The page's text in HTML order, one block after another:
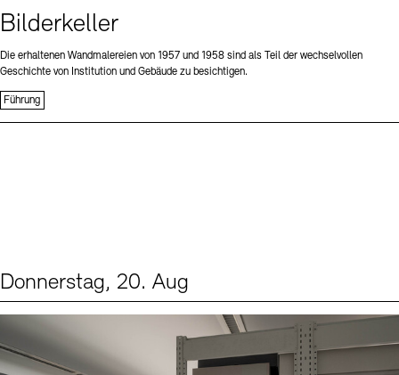
Bilderkeller
Die erhaltenen Wandmalereien von 1957 und 1958 sind als Teil der wechselvollen
Geschichte von Institution und Gebäude zu besichtigen.
Führung
Donnerstag, 20. Aug